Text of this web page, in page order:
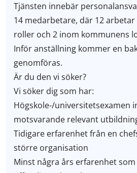
Tjänsten innebär
14 medarbetare, där 12
roller och 2 inom kommunens
Inför anställning kommer en
genomföras.
Är du den vi söker?
Vi söker dig som har:
Högskole-/universitetsexamen
motsvarande relevant
Tidigare erfarenhet från en
större organisation
Minst några års erfarenhet